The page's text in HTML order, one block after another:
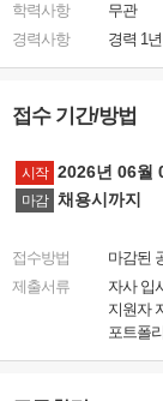
학력사항
무관
경력사항
경력 1
접수 기간/방법
시작 2026년 06월
마감 채용시까지
접수방법
마감된
제출서류
자사 입
지원자
포트폴